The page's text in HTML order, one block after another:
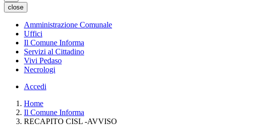
close
Amministrazione Comunale
Uffici
Il Comune Informa
Servizi al Cittadino
Vivi Pedaso
Necrologi
Accedi
Home
Il Comune Informa
RECAPITO CISL -AVVISO